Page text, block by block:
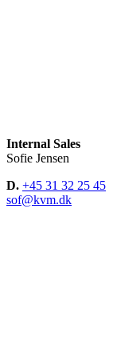
Internal Sales
Sofie Jensen
D. +45 31 32 25 45
sof@kvm.dk